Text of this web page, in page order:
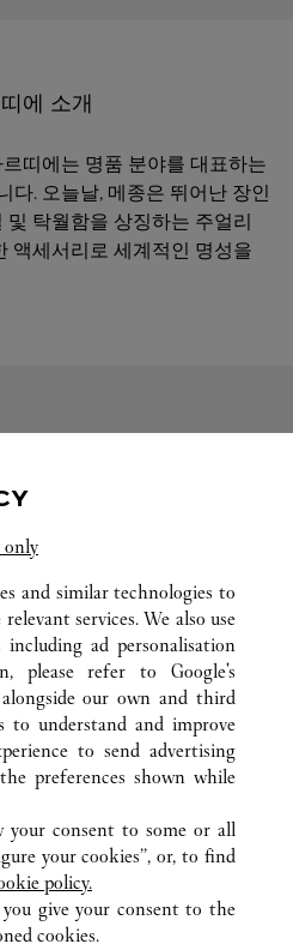
에 소개
띠에는 명품 분야를 대표하는
다. 오늘날, 메종은 뛰어난 장인
탁월함을 상징하는 주얼리
액세서리로 세계적인 명성을
Tab
Tab
Visit us on Tumblr
Link Opens in New Tab
치 베트남
HANOI
TIEN PLAZA
only
and similar technologies to
services. We also use
including ad personalisation
please refer to Google's
our own and third
to understand and improve
to send advertising
preferences shown while
your consent to some or all
your cookies”, or, to find
policy.
give your consent to the
cookies.